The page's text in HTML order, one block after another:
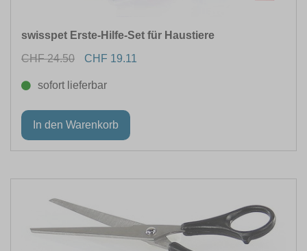
swisspet Erste-Hilfe-Set für Haustiere
CHF 24.50
CHF 19.11
sofort lieferbar